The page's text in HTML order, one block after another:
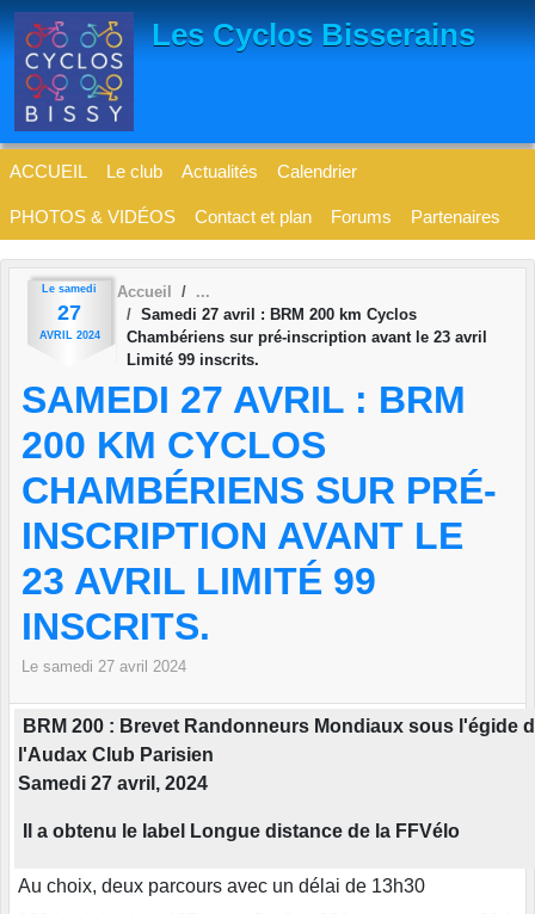
Les Cyclos Bisserains
ACCUEIL Le club Actualités Calendrier
PHOTOS & VIDÉOS Contact et plan Forums Partenaires
Le samedi
27
AVRIL 2024
Accueil
Samedi 27 avril : BRM 200 km Cyclos
Chambériens sur pré-inscription avant le 23 avril
Limité 99 inscrits.
SAMEDI 27 AVRIL : BRM
200 KM CYCLOS
CHAMBÉRIENS SUR PRÉ-
INSCRIPTION AVANT LE
23 AVRIL LIMITÉ 99
INSCRITS.
Le samedi 27 avril 2024
BRM 200 : Brevet Randonneurs Mondiaux sous l'égide
l'Audax Club Parisien
Samedi 27 avril, 2024
Il a obtenu le label Longue distance de la FFVélo
Au choix, deux parcours avec un délai de 13h30
Panneau de gestion des cookies